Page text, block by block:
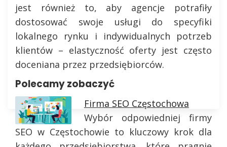
jest również to, aby agencje potrafiły
dostosować swoje usługi do specyfiki
lokalnego rynku i indywidualnych potrzeb
klientów – elastyczność oferty jest często
doceniana przez przedsiębiorców.
Polecamy zobaczyć
Firma SEO Częstochowa
Wybór odpowiedniej firmy
SEO w Częstochowie to kluczowy krok dla